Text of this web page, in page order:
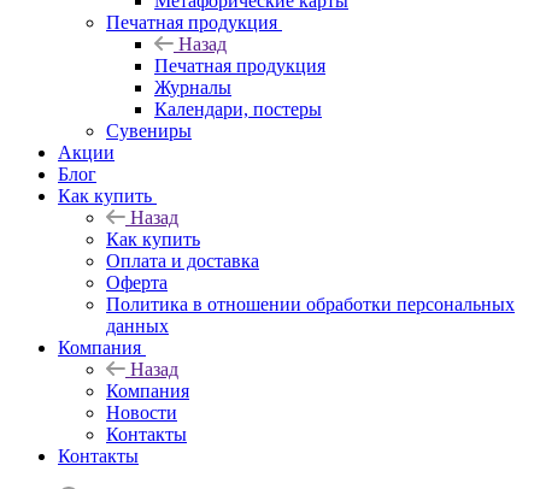
Печатная продукция
Назад
Печатная продукция
Журналы
Календари, постеры
Сувениры
Акции
Блог
Как купить
Назад
Как купить
Оплата и доставка
Оферта
Политика в отношении обработки персональных
данных
Компания
Назад
Компания
Новости
Контакты
Контакты